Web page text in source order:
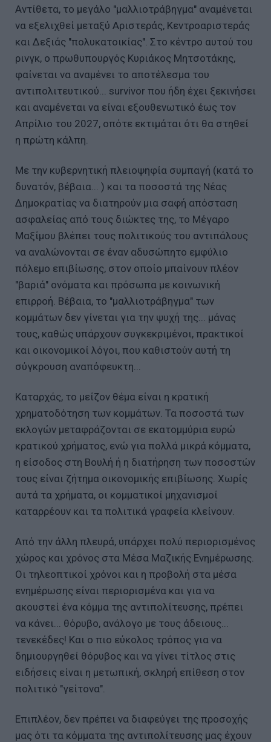
Αντίθετα, το μεγάλο "μαλλιοτράβηγμα" αναμένεται
να εξελιχθεί μεταξύ Αριστεράς, Κεντροαριστεράς
και Δεξιάς "πολυκατοικίας". Στο κέντρο αυτού του
ρινγκ, ο πρωθυπουργός Κυριάκος Μητσοτάκης,
φαίνεται να αναμένει το αποτέλεσμα του
αντιπολιτευτικού... survivor που ήδη έχει ξεκινήσει
και αναμένεται να είναι εξουθενωτικό έως τον
Απρίλιο του 2027, οπότε εκτιμάται ότι θα στηθεί
η πρώτη κάλπη.
Με την κυβερνητική πλειοψηφία συμπαγή (κατά το
δυνατόν, βέβαια... ) και τα ποσοστά της Νέας
Δημοκρατίας να διατηρούν μια σαφή απόσταση
ασφαλείας από τους διώκτες της, το Μέγαρο
Μαξίμου βλέπει τους πολιτικούς του αντιπάλους
να αναλώνονται σε έναν αδυσώπητο εμφύλιο
πόλεμο επιβίωσης, στον οποίο μπαίνουν πλέον
"βαριά" ονόματα και πρόσωπα με κοινωνική
επιρροή. Βέβαια, το "μαλλιοτράβηγμα" των
κομμάτων δεν γίνεται για την ψυχή της... μάνας
τους, καθώς υπάρχουν συγκεκριμένοι, πρακτικοί
και οικονομικοί λόγοι, που καθιστούν αυτή τη
σύγκρουση αναπόφευκτη...
Καταρχάς, το μείζον θέμα είναι η κρατική
χρηματοδότηση των κομμάτων. Τα ποσοστά των
εκλογών μεταφράζονται σε εκατομμύρια ευρώ
κρατικού χρήματος, ενώ για πολλά μικρά κόμματα,
η είσοδος στη Βουλή ή η διατήρηση των ποσοστών
τους είναι ζήτημα οικονομικής επιβίωσης. Χωρίς
αυτά τα χρήματα, οι κομματικοί μηχανισμοί
καταρρέουν και τα πολιτικά γραφεία κλείνουν.
Από την άλλη πλευρά, υπάρχει πολύ περιορισμένος
χώρος και χρόνος στα Μέσα Μαζικής Ενημέρωσης.
Οι τηλεοπτικοί χρόνοι και η προβολή στα μέσα
ενημέρωσης είναι περιορισμένα και για να
ακουστεί ένα κόμμα της αντιπολίτευσης, πρέπει
να κάνει... θόρυβο, ανάλογο με τους άδειους...
τενεκέδες! Και ο πιο εύκολος τρόπος για να
δημιουργηθεί θόρυβος και να γίνει τίτλος στις
ειδήσεις είναι η μετωπική, σκληρή επίθεση στον
πολιτικό "γείτονα".
Επιπλέον, δεν πρέπει να διαφεύγει της προσοχής
μας ότι τα κόμματα της αντιπολίτευσης μας έχουν